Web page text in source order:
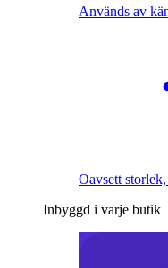
Används av
Oavsett
Inbyggd i varje butik